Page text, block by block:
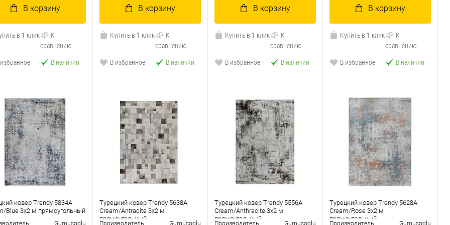
В корзину
в 1 клик
К
сравнению
В наличии
В корзину
Купить в 1 клик
К
сравнению
В избранное
В наличии
В корзину
Купить в 1 клик
К
сравнению
В избранное
В наличии
В корзину
Купить в 1 клик
К
сравнению
В избранное
В наличии
ковер Trendy 5834A
Blue 3x2 м прямоугольный
Турецкий ковер Trendy 5638A
Cream/Antracite 3x2 м
прямоугольный
Турецкий ковер Trendy 5556A
Cream/Anthracite 3x2 м
прямоугольный
Турецкий ковер Trendy 5628A
Cream/Rose 3x2 м
прямоугольный